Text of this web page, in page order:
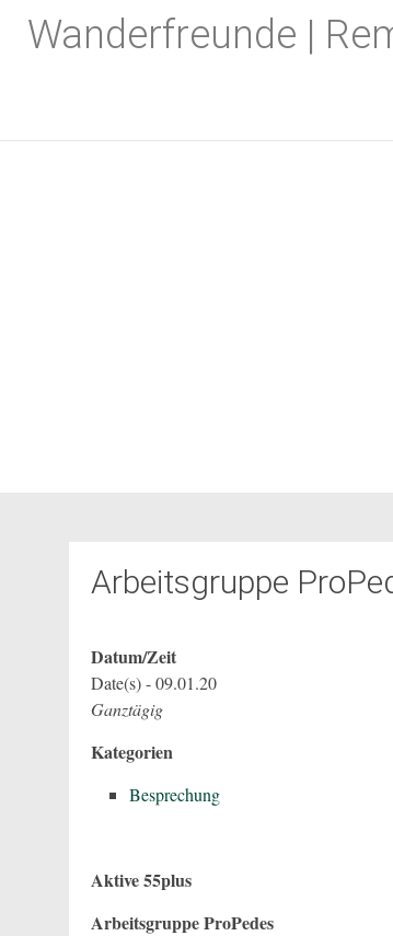
InhaltWanderfreunde |
Arbeitsgruppe
Datum/Zeit
Date(s) - 09.01.20
Ganztägig
Kategorien
Besprechung
Aktive 55plus
Arbeitsgruppe ProPedes